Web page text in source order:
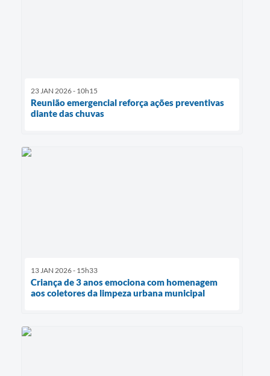
23 JAN 2026 - 10h15
Reunião emergencial reforça ações preventivas
diante das chuvas
13 JAN 2026 - 15h33
Criança de 3 anos emociona com homenagem
aos coletores da limpeza urbana municipal